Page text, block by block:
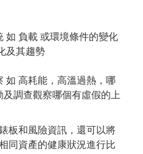
如 負載 或環境條件的變化
及其趨勢
如 高耗能，高溫過熱，哪
調查觀察哪個有虛假的上
板和風險資訊，還可以將
同資產的健康狀況進行比